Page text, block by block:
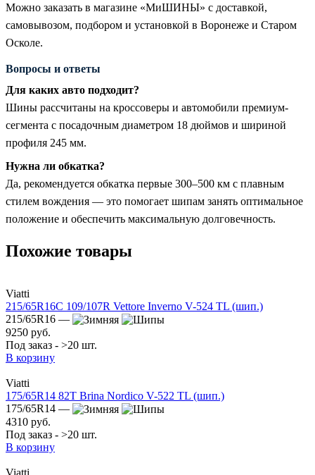
Можно заказать в магазине «МиШИНЫ» с доставкой,
самовывозом, подбором и установкой в Воронеже и Старом
Осколе.
Вопросы и ответы
Для каких авто подходит?
Шины рассчитаны на кроссоверы и автомобили премиум-
сегмента с посадочным диаметром 18 дюймов и шириной
профиля 245 мм.
Нужна ли обкатка?
Да, рекомендуется обкатка первые 300–500 км с плавным
стилем вождения — это помогает шипам занять оптимальное
положение и обеспечить максимальную долговечность.
Похожие товары
Viatti
215/65R16C 109/107R Vettore Inverno V-524 TL (шип.)
215/65R16 —
9250 руб.
Под заказ - >20 шт.
В корзину
Viatti
175/65R14 82T Brina Nordico V-522 TL (шип.)
175/65R14 —
4310 руб.
Под заказ - >20 шт.
В корзину